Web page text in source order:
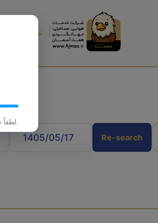
تورهای
Re-search
لطفاً صبر کنید — عملیات ممکن است چند ثانیه طول بکشد.